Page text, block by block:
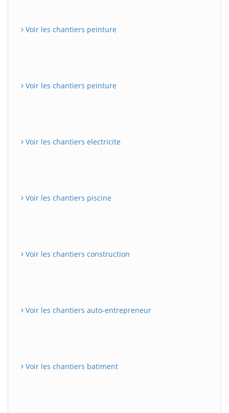
Voir les chantiers peinture
Voir les chantiers peinture
Voir les chantiers electricite
Voir les chantiers piscine
Voir les chantiers construction
Voir les chantiers auto-entrepreneur
Voir les chantiers batiment